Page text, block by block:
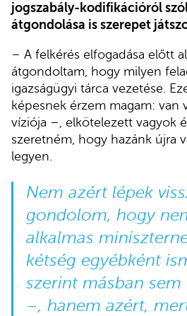
jogszabály-kodifikációról
átgondolása is szerepet
– A felkérés elfogadása előtt
átgondoltam, hogy milyen
igazságügyi tárca vezetése.
képesnek érzem magam: van
víziója –, elkötelezett vagyok
szeretném, hogy hazánk újra
legyen.
Nem azért lépek
gondolom, hogy
alkalmas
kétség egyébként
szerint másban
–, hanem azért,